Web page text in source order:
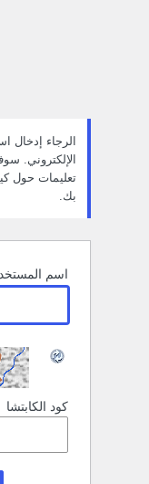
الرجاء إدخال
الإلكتروني.
تعليمات حول
بك.
اسم
كود الكابتشا